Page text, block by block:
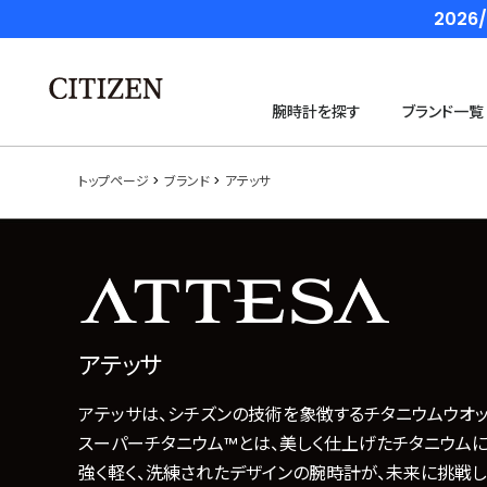
2026/
腕時計を探す ブランド一覧
トップページ ブランド アテッサ
アテッサ
アテッサは、シチズンの技術を象徴するチタニウムウオ
スーパーチタニウム™とは、美しく仕上げたチタニウム
強く軽く、洗練されたデザインの腕時計が、未来に挑戦